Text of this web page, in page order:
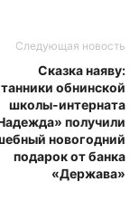
Следующая новость
Сказка наяву:
обнинской
школы-интерната
получили
новогодний
подарок от банка
«Держава»